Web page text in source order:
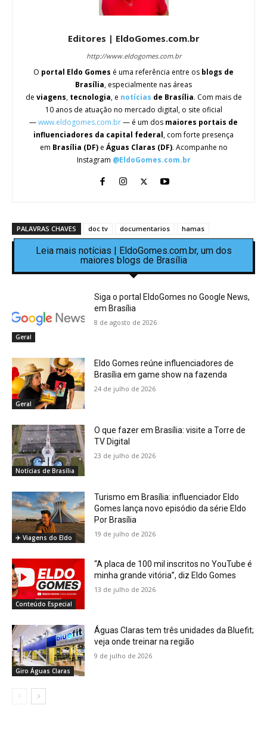
Editores | EldoGomes.com.br
http://www.eldogomes.com.br
O portal Eldo Gomes é uma referência entre os blogs de
Brasília, especialmente nas áreas
de viagens, tecnologia, e notícias de Brasília. Com mais de
10 anos de atuação no mercado digital, o site oficial
—www.eldogomes.com.br— é um dos maiores portais de
influenciadores da capital federal, com forte presença
em Brasília (DF)e Águas Claras (DF). Acompanhe no
Instagram @EldoGomes.com.br
PALAVRAS CHAVES doc tv documentarios hamas
Leia mais notícias | EldoGomes.com.br, um dos
maiores blogs de Brasília
Geral
Siga o portal EldoGomes no Google News,
em Brasília
8 de agosto de 2026
Geral
Eldo Gomes reúne influenciadores de
Brasília em game show na fazenda
24 de julho de 2026
Notícias de Brasília
O que fazer em Brasília: visite a Torre de
TV Digital
23 de julho de 2026
✈️ Viagens do Eldo
Turismo em Brasília: influenciador Eldo
Gomes lança novo episódio da série Eldo
Por Brasília
19 de julho de 2026
Conteúdo Especial
“A placa de 100 mil inscritos no YouTube é
minha grande vitória”, diz Eldo Gomes
13 de julho de 2026
Giro Águas Claras
Águas Claras tem três unidades da Bluefit;
veja onde treinar na região
9 de julho de 2026